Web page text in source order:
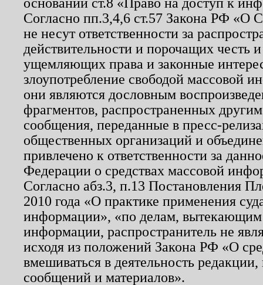
Согласно пп.3,4,6 ст.57 Закона РФ «О
не несут ответственности за
действительности и порочащих честь
ущемляющих права и законные
злоупотребление свободой массовой
они являются дословным
фрагментов, распространенных
сообщения, переданные в пресс-
общественных организаций и
привлечено к ответственности за
Федерации о средствах массовой
Согласно абз.3, п.13 Постановления
2010 года «О практике применения
информации», «по делам, вытекающим
информации, распространитель не
исходя из положений Закона РФ «О
вмешиваться в деятельность
сообщений и материалов».